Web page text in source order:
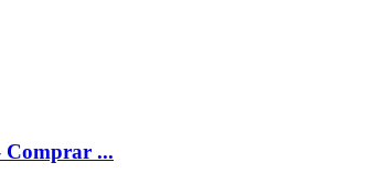
Comprar ...